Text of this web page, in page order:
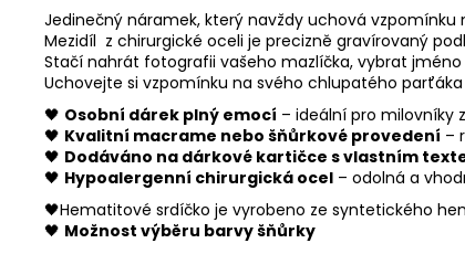
Jedinečný náramek, který navždy uchová
Mezidíl z chirurgické oceli je precizně gravírovaný
Stačí nahrát fotografii vašeho mazlíčka, vybrat
Uchovejte si vzpomínku na svého chlupatého parťáka
🖤 Osobní dárek plný emocí – ideální pro milovníky
🖤 Kvalitní macrame nebo šňůrkové provedení –
🖤 Dodáváno na dárkové kartičce s vlastním
🖤 Hypoalergenní chirurgická ocel – odolná a
🖤Hematitové srdíčko je vyrobeno ze syntetického
🖤 Možnost výběru barvy šňůrky